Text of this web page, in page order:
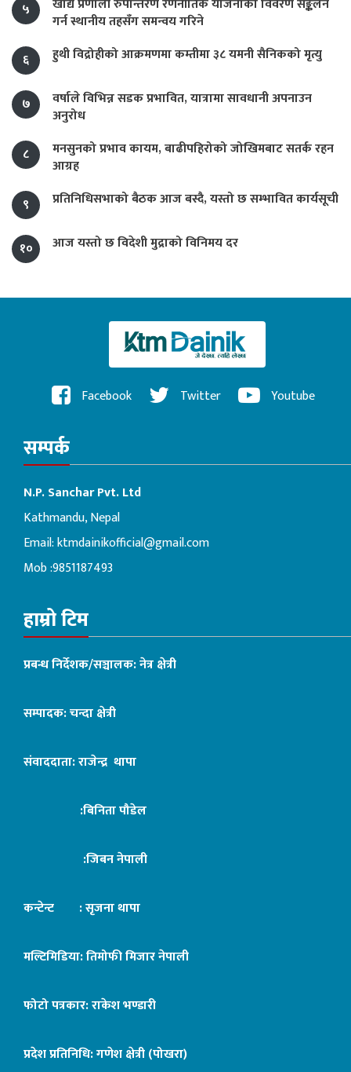
५
गर्न स्थानीय तहसँग समन्वय गरिने
६
हुथी विद्रोहीको आक्रमणमा कम्तीमा ३८ यमनी सैनिकको मृत्यु
७
वर्षाले विभिन्न सडक प्रभावित, यात्रामा सावधानी अपनाउन
अनुरोध
८
मनसुनको प्रभाव कायम, बाढीपहिरोको जोखिमबाट सतर्क रहन
आग्रह
९
प्रतिनिधिसभाको बैठक आज बस्दै, यस्तो छ सम्भावित कार्यसूची
१० आज यस्तो छ विदेशी मुद्राको विनिमय दर
Facebook Twitter Youtube
सम्पर्क
N.P. Sanchar Pvt. Ltd
Kathmandu, Nepal
Email:ktmdainikofficial@gmail.com
Mob :9851187493
हाम्रो टिम
प्रबन्ध निर्देशक/सञ्चालक: नेत्र क्षेत्री
सम्पादक: चन्दा क्षेत्री
संवाददाता: राजेन्द्र थापा
:बिनिता पौडेल
:जिबन नेपाली
कन्टेन्ट : सृजना थापा
मल्टिमिडिया: तिमोफी मिजार नेपाली
फोटो पत्रकार: राकेश भण्डारी
प्रदेश प्रतिनिधि: गणेश क्षेत्री (पोखरा)